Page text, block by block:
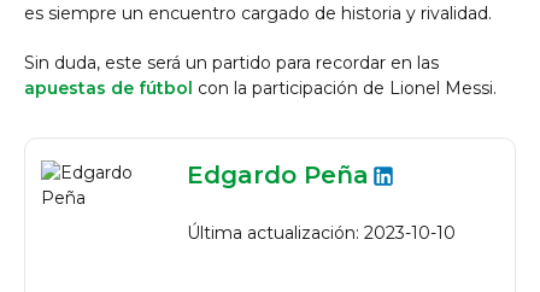
es siempre un encuentro cargado de historia y rivalidad.
Sin duda, este será un partido para recordar en las
apuestas de fútbol con la participación de Lionel Messi.
Edgardo Peña
Última actualización: 2023-10-10